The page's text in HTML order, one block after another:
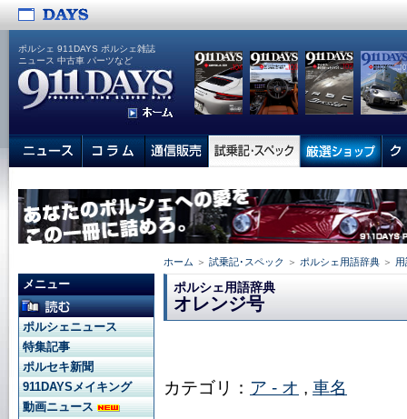
ポルシェ 911DAYS ポルシェ雑誌
ニュース 中古車 パーツなど
ホーム ＞ 試乗記･スペック ＞ ポルシェ用語辞典 ＞
ポルシェ用語辞典
オレンジ号
カテゴリ： ア - オ , 車名
メニュー
ポルシェニュース
特集記事
ポルセキ新聞
911DAYSメイキング
動画ニュース